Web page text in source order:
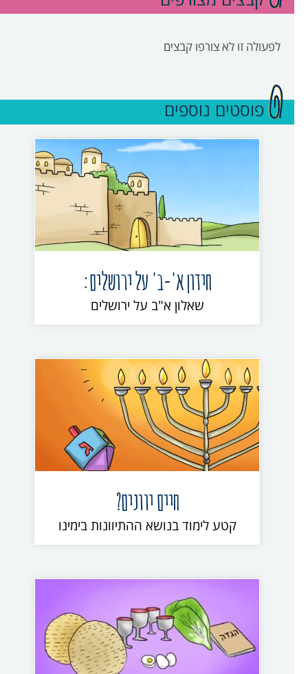
לפעולה זו לא צורפו קבצים
פוסטים נוספים
חידון א'-ב' על ירושלים:
שאלון א"ב על ירושלים
חיים יוונים?
קטע לימוד בנושא ההתיוונות בימינו